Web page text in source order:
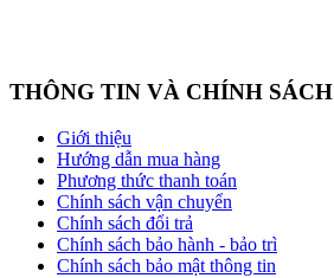
THÔNG TIN VÀ CHÍNH SÁCH
Giới thiệu
Hướng dẫn mua hàng
Phương thức thanh toán
Chính sách vận chuyển
Chính sách đổi trả
Chính sách bảo hành - bảo trì
Chính sách bảo mật thông tin